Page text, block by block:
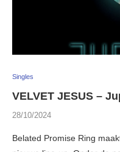
Singles
VELVET JESUS –
28/10/2024
Belated Promise Ring